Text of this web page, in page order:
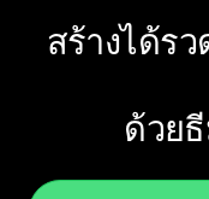
สร้างได้ร
ด้วย